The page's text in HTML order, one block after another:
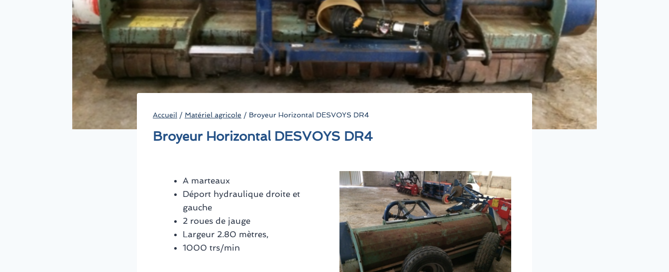
Accueil / Matériel agricole / Broyeur Horizontal DESVOYS DR4
Broyeur Horizontal DESVOYS DR4
A marteaux
Déport hydraulique droite et
gauche
2 roues de jauge
Largeur 2.80 mètres,
1000 trs/min